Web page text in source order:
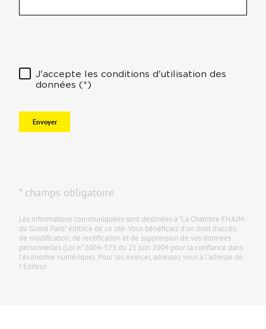
J'accepte les conditions d'utilisation des
données (*)
Envoyer
* champs obligatoire
Les informations communiquées sont destinées à "La Chambre FNAIM
du Grand Paris" éditrice de ce site. Vous bénéficiez d'un droit d'accès,
de modification, de rectification et de suppression de vos données
personnelles (Loi n°2004-575 du 21 juin 2004 pour la confiance dans
l'économie numérique). Pour les exercer, adressez vous à l’adresse de
l’Editeur.